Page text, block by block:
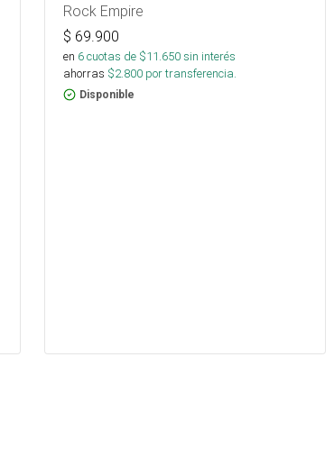
Rock Empire
$ 69.900
en 6cuotas de $11.650sin interés
ahorras $2.800 por transferencia.
Disponible